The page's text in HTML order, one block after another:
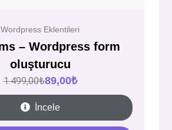
Wordpress Eklentileri
– Wordpress form
oluşturucu
1.499,00₺89,00₺
İncele